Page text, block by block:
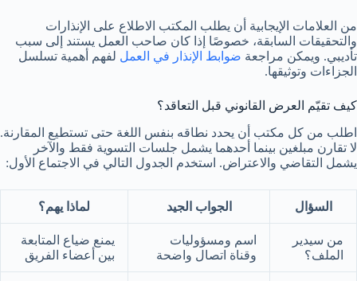
من العلامات الإيجابية أن يطلب المكتب الاطلاع على الإنذارات
والتحقيقات السابقة، خصوصًا إذا كان صاحب العمل يستند إلى سبب
تأديبي. ويمكن مراجعة ضوابط الإنذار في العمل لفهم أهمية تسلسل
الجزاءات وتوثيقها.
كيف تقيّم العرض القانوني قبل التعاقد؟
اطلب من كل مكتب أن يحدد نطاقه بنفس اللغة حتى تستطيع المقارنة.
لا تقارن مبلغين بينما أحدهما يشمل جلسات التسوية فقط والآخر
يشمل التقاضي والاعتراض. استخدم الجدول التالي في الاجتماع الأول:
السؤال الجواب الجيد لماذا يهم؟
من سيدير
الملف؟
اسم ومسؤوليات
وقناة اتصال واضحة
يمنع ضياع المتابعة
بين أعضاء الفريق